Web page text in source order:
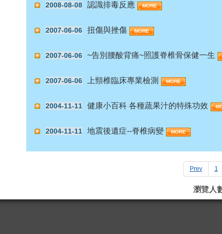
2008-08-08 認識排毒反應 MORE
2007-06-06 扭傷與挫傷 MORE
2007-06-06 ~告別腰酸背痛~照護脊椎骨保健一生
2007-06-06 上頸椎臨床專業檢測 MORE
2004-11-11 健康小百科 各種蔬果汁的特殊功效
2004-11-11 地震後遺症--脊椎病變 MORE
Prev 1
瀏覽人